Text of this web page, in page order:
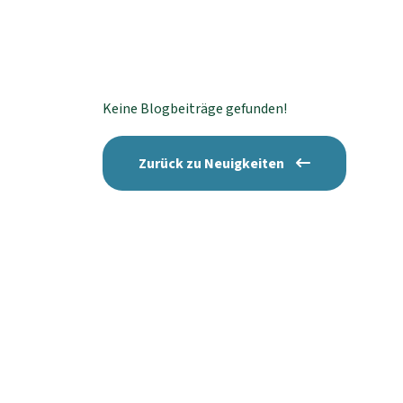
Keine Blogbeiträge gefunden!
Zurück zu Neuigkeiten